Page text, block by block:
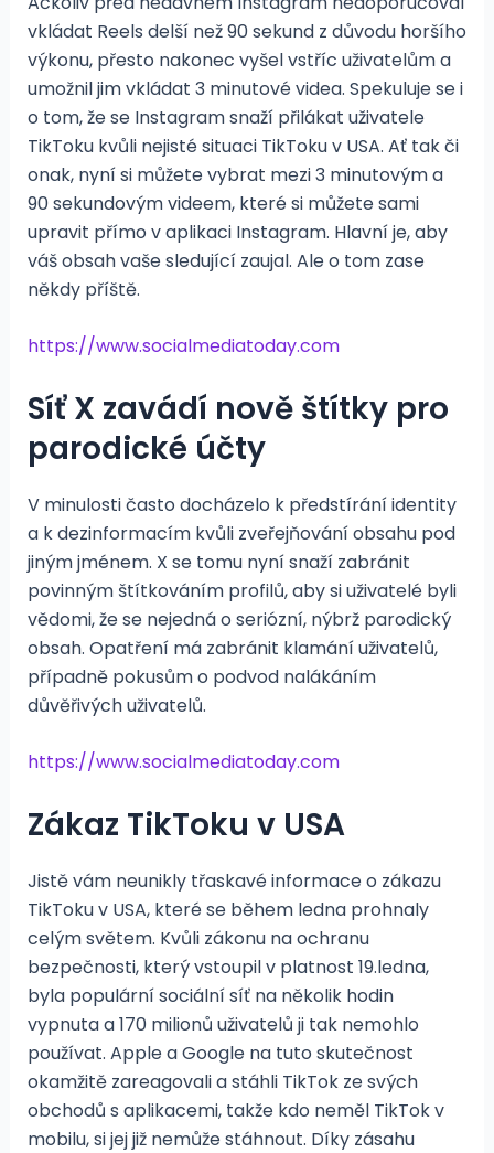
vkládat Reels delší než 90 sekund z důvodu horšího
výkonu, přesto nakonec vyšel vstříc uživatelům a
umožnil jim vkládat 3 minutové videa. Spekuluje se i
o tom, že se Instagram snaží přilákat uživatele
TikToku kvůli nejisté situaci TikToku v USA. Ať tak či
onak, nyní si můžete vybrat mezi 3 minutovým a
90 sekundovým videem, které si můžete sami
upravit přímo v aplikaci Instagram. Hlavní je, aby
váš obsah vaše sledující zaujal. Ale o tom zase
někdy příště.
https://www.socialmediatoday.com
Síť X zavádí nově štítky pro
parodické účty
V minulosti často docházelo k předstírání identity
a k dezinformacím kvůli zveřejňování obsahu pod
jiným jménem. X se tomu nyní snaží zabránit
povinným štítkováním profilů, aby si uživatelé byli
vědomi, že se nejedná o seriózní, nýbrž parodický
obsah. Opatření má zabránit klamání uživatelů,
případně pokusům o podvod nalákáním
důvěřivých uživatelů.
https://www.socialmediatoday.com
Zákaz TikToku v USA
Jistě vám neunikly třaskavé informace o zákazu
TikToku v USA, které se během ledna prohnaly
celým světem. Kvůli zákonu na ochranu
bezpečnosti, který vstoupil v platnost 19.ledna,
byla populární sociální síť na několik hodin
vypnuta a 170 milionů uživatelů ji tak nemohlo
používat. Apple a Google na tuto skutečnost
okamžitě zareagovali a stáhli TikTok ze svých
obchodů s aplikacemi, takže kdo neměl TikTok v
mobilu, si jej již nemůže stáhnout. Díky zásahu